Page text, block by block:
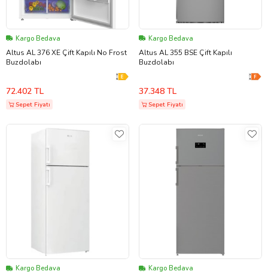
Kargo Bedava
Altus AL 376 XE Çift Kapılı No Frost
Buzdolabı
72.402 TL
Sepet Fiyatı
Kargo Bedava
Altus AL 355 BSE Çift Kapılı
Buzdolabı
37.348 TL
Sepet Fiyatı
Kargo Bedava Kargo Bedava